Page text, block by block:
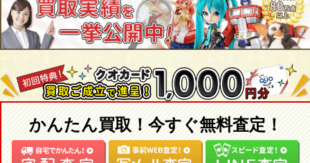
かんたん買取！今すぐ無料査定！